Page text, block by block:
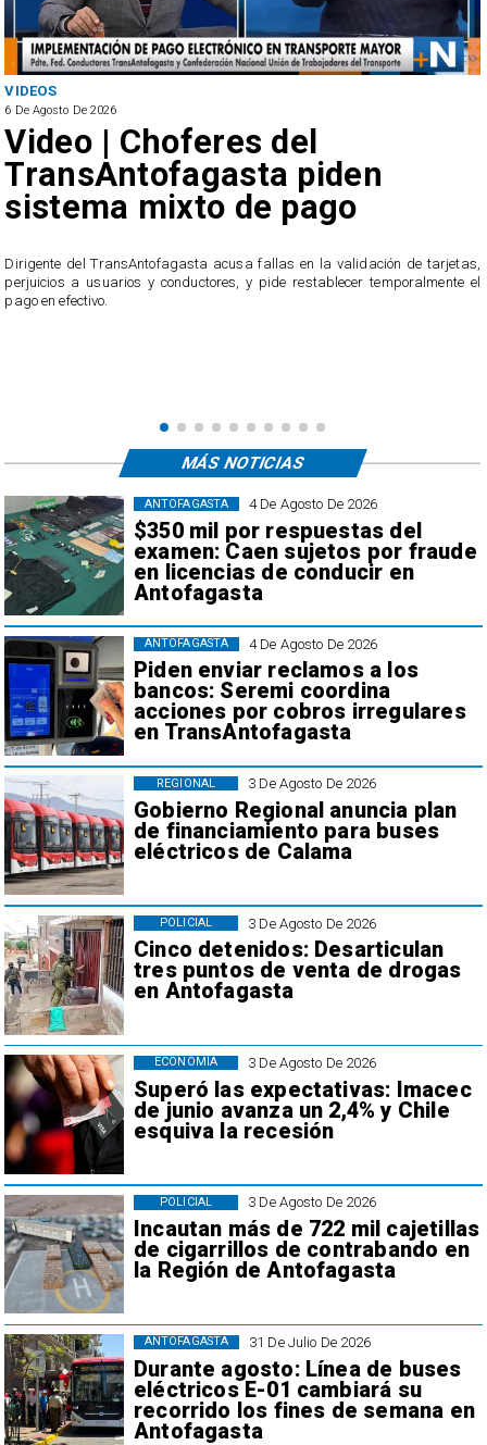
piden
en la validación de tarjetas,
restablecer temporalmente el
SERNAC oficia a
reclamos por
irregulares en el
4 De Agosto De 2026
$350 mil por respuestas del
examen: Caen sujetos por fraude
en licencias de conducir en
Antofagasta
ANTOFAGASTA
4 De Agosto De 2026
Piden enviar reclamos a los
bancos: Seremi coordina
acciones por cobros irregulares
en TransAntofagasta
ANTOFAGASTA
3 De Agosto De 2026
Gobierno Regional anuncia plan
de financiamiento para buses
eléctricos de Calama
REGIONAL
3 De Agosto De 2026
Cinco detenidos: Desarticulan
tres puntos de venta de drogas
en Antofagasta
POLICIAL
3 De Agosto De 2026
Superó las expectativas: Imacec
de junio avanza un 2,4% y Chile
esquiva la recesión
ECONOMÍA
3 De Agosto De 2026
Incautan más de 722 mil cajetillas
de cigarrillos de contrabando en
la Región de Antofagasta
POLICIAL
31 De Julio De 2026
Durante agosto: Línea de buses
eléctricos E-01 cambiará su
recorrido los fines de semana en
Antofagasta
ANTOFAGASTA
MÁS NOTICIAS